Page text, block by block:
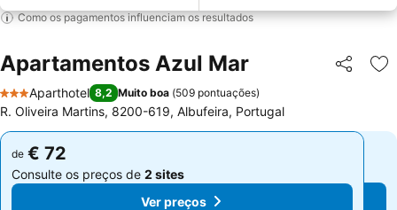
Como os pagamentos influenciam os resultados
Apartamentos Azul Mar Partilhar
3 Estrelas
Aparthotel 8,2 Muito boa (509 pontuações)
R. Oliveira Martins, 8200-619, Albufeira, Portugal
de € 72
Consulte os preços de 2 sites
Ver preços
de € 72
Consulte os preços de 2 sites
Ver preços